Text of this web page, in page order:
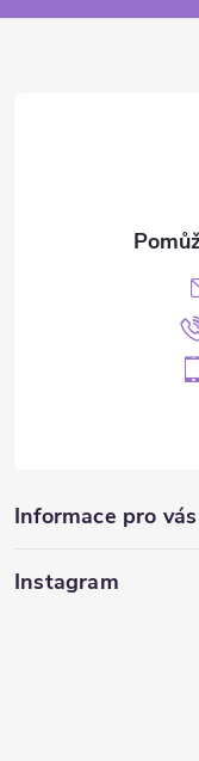
Informace pro vás
Instagram